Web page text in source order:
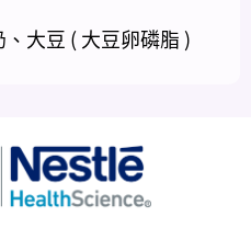
大豆 ( 大豆卵磷脂 )